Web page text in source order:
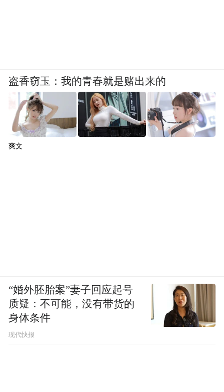
盗香窃玉：我的青春就是赌出来的
爽文
“婚外胚胎案”妻子回应起号
质疑：不可能，没有带货的
身体条件
现代快报